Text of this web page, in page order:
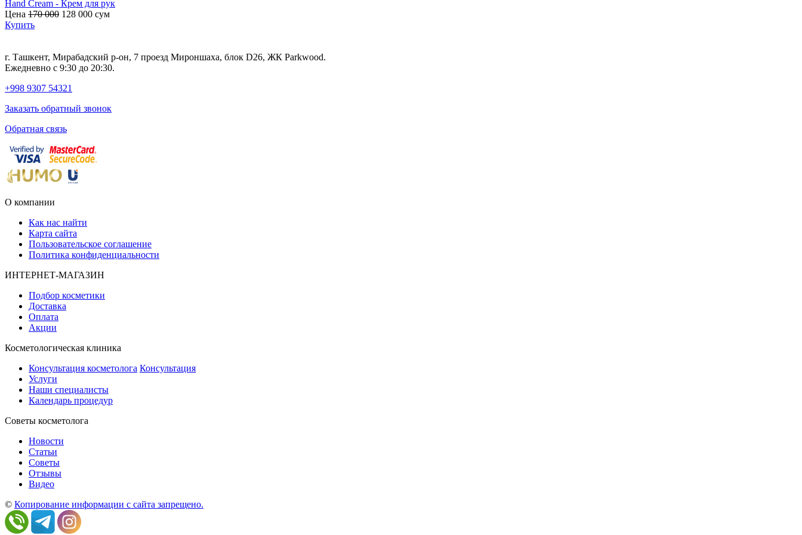
Hand Cream - Крем для рук
Цена 170 000 128 000 сум
Купить
г. Ташкент, Мирабадский р-он, 7 проезд Мироншаха, блок D26, ЖК Раrkwood.
Ежедневно с 9:30 до 20:30.
+998 9307 54321
Заказать обратный звонок
Обратная связь
О компании
Как нас найти
Карта сайта
Пользовательское соглашение
Политика конфиденциальности
ИНТЕРНЕТ-МАГАЗИН
Подбор косметики
Доставка
Оплата
Акции
Косметологическая клиника
Консультация косметолога Консультация
Услуги
Наши специалисты
Календарь процедур
Cоветы косметолога
Новости
Статьи
Советы
Отзывы
Видео
© Копирование информации с сайта запрещено.